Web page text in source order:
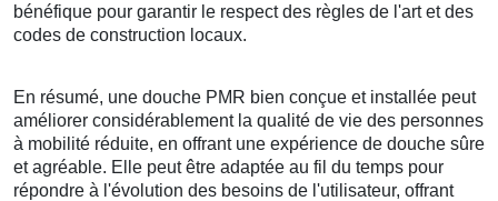
bénéfique pour garantir le respect des règles de l'art et des
codes de construction locaux.
En résumé, une douche PMR bien conçue et installée peut
améliorer considérablement la qualité de vie des personnes
à mobilité réduite, en offrant une expérience de douche sûre
et agréable. Elle peut être adaptée au fil du temps pour
répondre à l'évolution des besoins de l'utilisateur, offrant